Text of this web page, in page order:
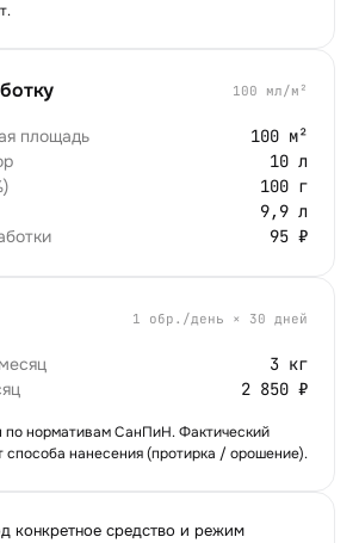
100 мл/м²
площадь
100 м²
10 л
100 г
9,9 л
95 ₽
1 обр./день × 30 дней
3 кг
2 850 ₽
по нормативам СанПиН. Фактический
способа нанесения (протирка / орошение).
конкретное средство и режим